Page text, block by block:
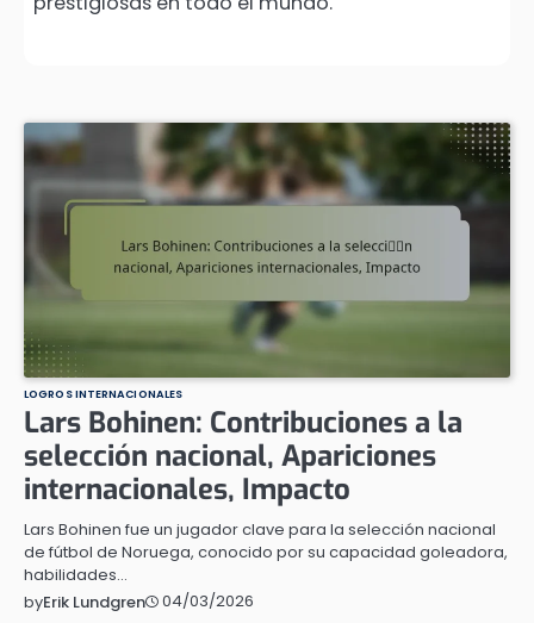
LOGROS INTERNACIONALES
Lars Bohinen: Contribuciones a la
selección nacional, Apariciones
internacionales, Impacto
Lars Bohinen fue un jugador clave para la selección nacional
de fútbol de Noruega, conocido por su capacidad goleadora,
habilidades…
byErik Lundgren 04/03/2026